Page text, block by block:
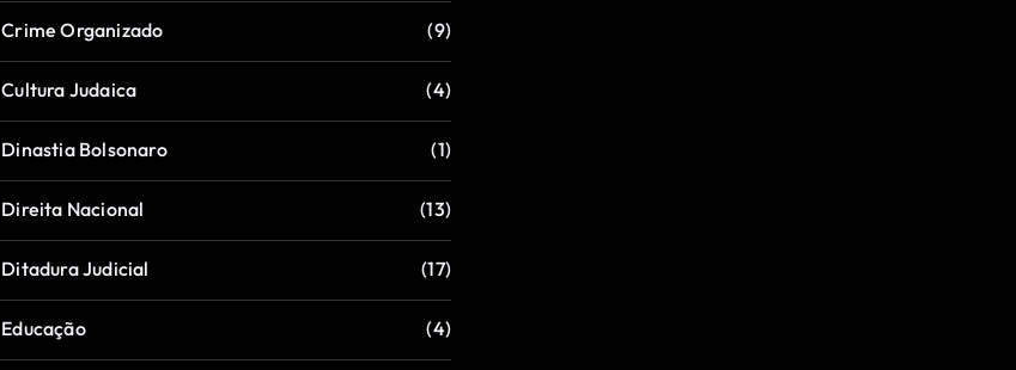
Crime Organizado (9)
Cultura Judaica (4)
Dinastia Bolsonaro (1)
Direita Nacional (13)
Ditadura Judicial (17)
Educação (4)